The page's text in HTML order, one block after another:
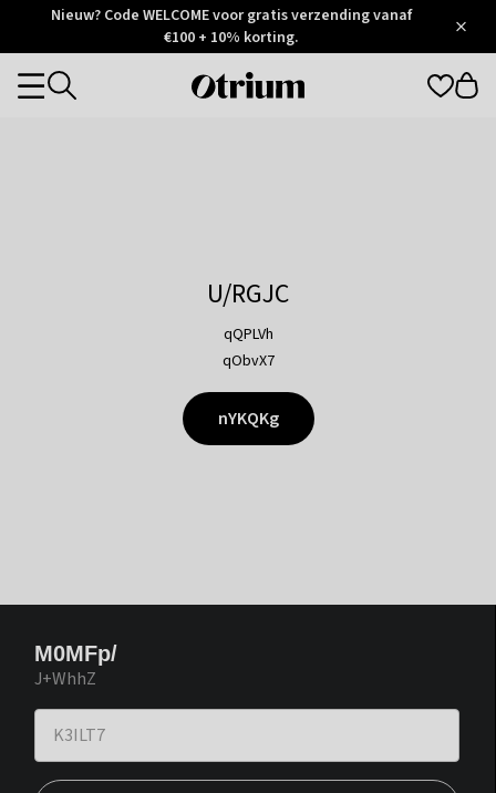
Otrium
Trustpilot
Nieuw? Code WELCOME voor gratis verzending vanaf
€100 + 10% korting.
Otrium
Categories
U/RGJC
qQPLVh
qObvX7
nYKQKg
M0MFp/
J+WhhZ